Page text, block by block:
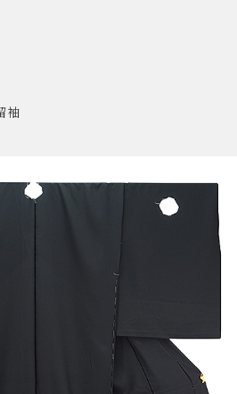
袖